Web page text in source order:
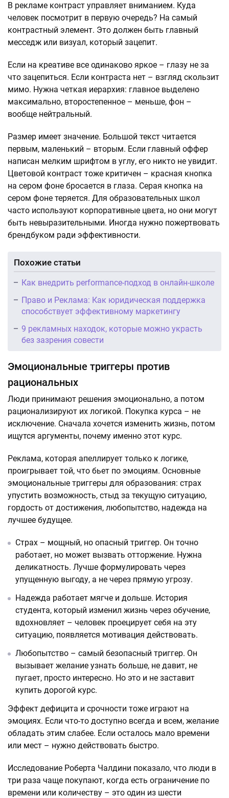
В рекламе контраст управляет вниманием. Куда
человек посмотрит в первую очередь? На самый
контрастный элемент. Это должен быть главный
месседж или визуал, который зацепит.
Если на креативе все одинаково яркое – глазу не за
что зацепиться. Если контраста нет – взгляд скользит
мимо. Нужна четкая иерархия: главное выделено
максимально, второстепенное – меньше, фон –
вообще нейтральный.
Размер имеет значение. Большой текст читается
первым, маленький – вторым. Если главный оффер
написан мелким шрифтом в углу, его никто не увидит.
Цветовой контраст тоже критичен – красная кнопка
на сером фоне бросается в глаза. Серая кнопка на
сером фоне теряется. Для образовательных школ
часто используют корпоративные цвета, но они могут
быть невыразительными. Иногда нужно пожертвовать
брендбуком ради эффективности.
Похожие статьи
Как внедрить performance-подход в онлайн-школе
Право и Реклама: Как юридическая поддержка
способствует эффективному маркетингу
9 рекламных находок, которые можно украсть
без зазрения совести
Эмоциональные триггеры против
рациональных
Люди принимают решения эмоционально, а потом
рационализируют их логикой. Покупка курса – не
исключение. Сначала хочется изменить жизнь, потом
ищутся аргументы, почему именно этот курс.
Реклама, которая апеллирует только к логике,
проигрывает той, что бьет по эмоциям. Основные
эмоциональные триггеры для образования: страх
упустить возможность, стыд за текущую ситуацию,
гордость от достижения, любопытство, надежда на
лучшее будущее.
Страх – мощный, но опасный триггер. Он точно
работает, но может вызвать отторжение. Нужна
деликатность. Лучше формулировать через
упущенную выгоду, а не через прямую угрозу.
Надежда работает мягче и дольше. История
студента, который изменил жизнь через обучение,
вдохновляет – человек проецирует себя на эту
ситуацию, появляется мотивация действовать.
Любопытство – самый безопасный триггер. Он
вызывает желание узнать больше, не давит, не
пугает, просто интересно. Но это и не заставит
купить дорогой курс.
Эффект дефицита и срочности тоже играют на
эмоциях. Если что-то доступно всегда и всем, желание
обладать этим слабее. Если осталось мало времени
или мест – нужно действовать быстро.
Исследование Роберта Чалдини показало, что люди в
три раза чаще покупают, когда есть ограничение по
времени или количеству – это один из шести